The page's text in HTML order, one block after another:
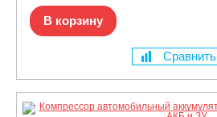
В корзину
Сравнить